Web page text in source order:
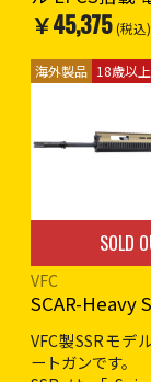
￥45,375 (税込)
海外製品 18歳以上
SOLD
VFC
SCAR-Heavy
VFC製SSRモデ
ートガンです。